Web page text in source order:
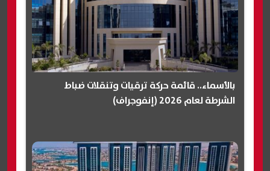
بالأسماء.. قائمة حركة ترقيات وتنقلات ضباط
الشرطة لعام 2026 (إنفوجراف)